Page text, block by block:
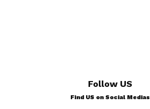
Follow US
Find US on Social Medias